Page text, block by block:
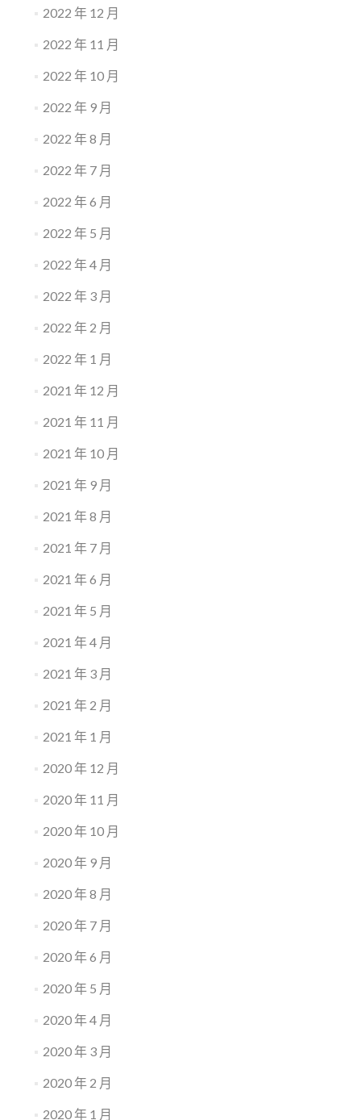
2022 年 12 月
2022 年 11 月
2022 年 10 月
2022 年 9 月
2022 年 8 月
2022 年 7 月
2022 年 6 月
2022 年 5 月
2022 年 4 月
2022 年 3 月
2022 年 2 月
2022 年 1 月
2021 年 12 月
2021 年 11 月
2021 年 10 月
2021 年 9 月
2021 年 8 月
2021 年 7 月
2021 年 6 月
2021 年 5 月
2021 年 4 月
2021 年 3 月
2021 年 2 月
2021 年 1 月
2020 年 12 月
2020 年 11 月
2020 年 10 月
2020 年 9 月
2020 年 8 月
2020 年 7 月
2020 年 6 月
2020 年 5 月
2020 年 4 月
2020 年 3 月
2020 年 2 月
2020 年 1 月